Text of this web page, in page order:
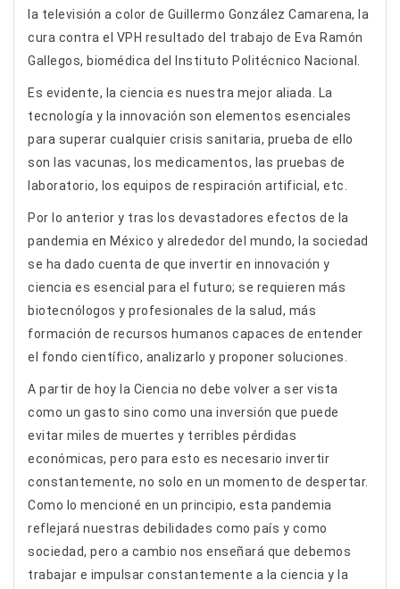
la televisión a color de Guillermo González Camarena, la
cura contra el VPH resultado del trabajo de Eva Ramón
Gallegos, biomédica del Instituto Politécnico Nacional.
Es evidente, la ciencia es nuestra mejor aliada. La
tecnología y la innovación son elementos esenciales
para superar cualquier crisis sanitaria, prueba de ello
son las vacunas, los medicamentos, las pruebas de
laboratorio, los equipos de respiración artificial, etc.
Por lo anterior y tras los devastadores efectos de la
pandemia en México y alrededor del mundo, la sociedad
se ha dado cuenta de que invertir en innovación y
ciencia es esencial para el futuro; se requieren más
biotecnólogos y profesionales de la salud, más
formación de recursos humanos capaces de entender
el fondo científico, analizarlo y proponer soluciones.
A partir de hoy la Ciencia no debe volver a ser vista
como un gasto sino como una inversión que puede
evitar miles de muertes y terribles pérdidas
económicas, pero para esto es necesario invertir
constantemente, no solo en un momento de despertar.
Como lo mencioné en un principio, esta pandemia
reflejará nuestras debilidades como país y como
sociedad, pero a cambio nos enseñará que debemos
trabajar e impulsar constantemente a la ciencia y la